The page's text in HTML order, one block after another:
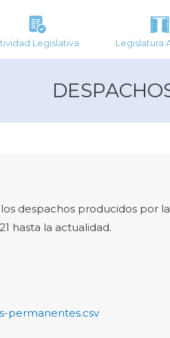
Legislativa Legislatura
despachos producidos por
hasta la actualidad.
permanentes.csv